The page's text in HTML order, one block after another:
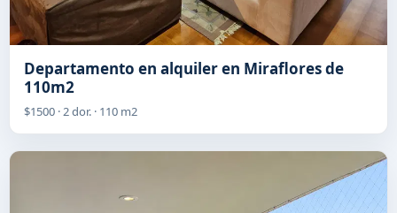
Departamento en alquiler en Miraflores de
110m2
$1500 · 2 dor. · 110 m2